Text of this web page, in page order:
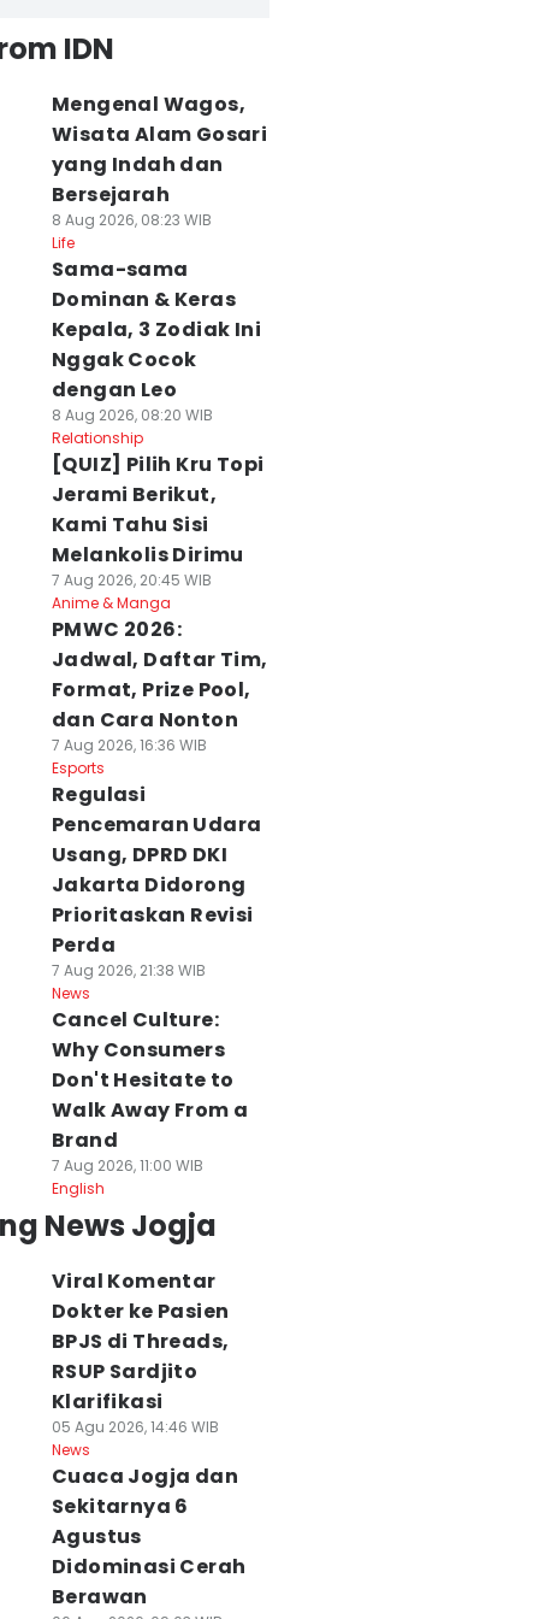
IDN
Mengenal Wagos,
Wisata Alam Gosari
yang Indah dan
Bersejarah
8 Aug 2026, 08:23 WIB
Life
Sama-sama
Dominan & Keras
Kepala, 3 Zodiak Ini
Nggak Cocok
dengan Leo
8 Aug 2026, 08:20 WIB
Relationship
[QUIZ] Pilih Kru Topi
Jerami Berikut,
Kami Tahu Sisi
Melankolis Dirimu
7 Aug 2026, 20:45 WIB
Anime & Manga
PMWC 2026:
Jadwal, Daftar Tim,
Format, Prize Pool,
dan Cara Nonton
7 Aug 2026, 16:36 WIB
Esports
Regulasi
Pencemaran Udara
Usang, DPRD DKI
Jakarta Didorong
Prioritaskan Revisi
Perda
7 Aug 2026, 21:38 WIB
News
Cancel Culture:
Why Consumers
Don't Hesitate to
Walk Away From a
Brand
7 Aug 2026, 11:00 WIB
English
News Jogja
Viral Komentar
Dokter ke Pasien
BPJS di Threads,
RSUP Sardjito
Klarifikasi
05 Agu 2026, 14:46 WIB
News
Cuaca Jogja dan
Sekitarnya 6
Agustus
Didominasi Cerah
Berawan